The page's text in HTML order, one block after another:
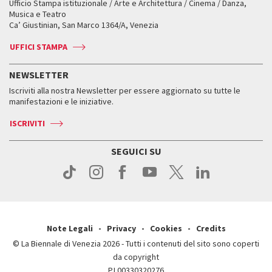
Servizi al pubblico
Come raggiungerci
Press
Orari e sedi
Accrediti
Come raggiungerci
Orari e sedi
Biglietti
Accrediti
Come raggiungerci
Contatti
Press
Servizi al pubblico
Come raggiungerci
Press
Leone d’oro alla carriera
Leone d’argento
Edizioni passate
Orari e sedi
Biglietti
Servizi al pubblico
Come raggiungerci
Contatti
Fondi e Collezioni
Biennale College ASAC
ASAC DATI
Storia
Orari e sedi
Ufficio Stampa istituzionale / Arte e Architettura / Cinema / Danza,
Musica e Teatro
Ca’ Giustinian, San Marco 1364/A, Venezia
UFFICI STAMPA
NEWSLETTER
Iscriviti alla nostra Newsletter per essere aggiornato su tutte le
manifestazioni e le iniziative.
ISCRIVITI
SEGUICI SU
Note Legali Privacy Cookies
Credits
© La Biennale di Venezia 2026 - Tutti i contenuti del sito sono coperti
da copyright